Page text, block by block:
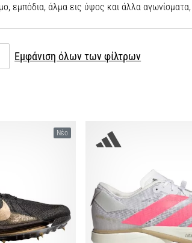
εμπόδια, άλμα εις ύψος και άλλα
Εμφάνιση όλων των φίλτρων
Νέο